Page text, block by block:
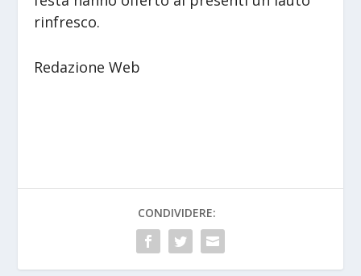
rinfresco.
Redazione Web
CONDIVIDERE: